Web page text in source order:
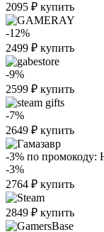
2095 ₽ купить
-12%
2499 ₽ купить
-9%
2599 ₽ купить
-7%
2649 ₽ купить
-3% по промокоду:
-3%
2764 ₽ купить
2849 ₽ купить